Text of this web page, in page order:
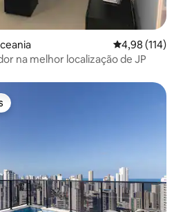
4,98 de uma
4,98 (114)
na melhor localização de JP